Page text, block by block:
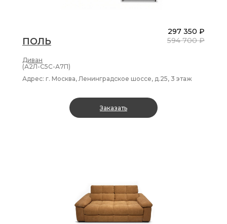
ПОЛЬ
Диван
297 350 ₽
594 700 ₽
(А2Л-С5С-А7П)
Адрес: г. Москва, Ленинградское шоссе, д.25, 3 этаж
Заказать